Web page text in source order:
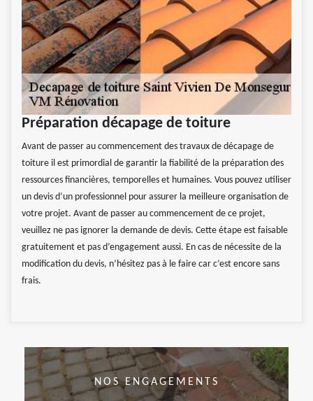
Préparation décapage de toiture
Avant de passer au commencement des travaux de décapage de
toiture il est primordial de garantir la fiabilité de la préparation des
ressources financières, temporelles et humaines. Vous pouvez utiliser
un devis d’un professionnel pour assurer la meilleure organisation de
votre projet. Avant de passer au commencement de ce projet,
veuillez ne pas ignorer la demande de devis. Cette étape est faisable
gratuitement et pas d’engagement aussi. En cas de nécessite de la
modification du devis, n’hésitez pas à le faire car c’est encore sans
frais.
NOS ENGAGEMENTS